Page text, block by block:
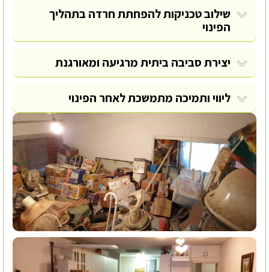
שילוב טכניקות להפחתת חרדה בתהליך
הפינוי
יצירת סביבה ביתית מרגיעה ומאורגנת
ליווי ותמיכה מתמשכת לאחר הפינוי